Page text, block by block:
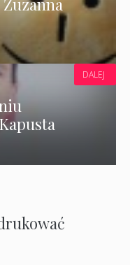
DALEJ